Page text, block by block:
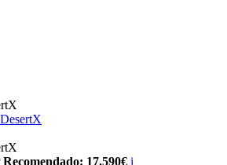
DesertX
17.590€ i